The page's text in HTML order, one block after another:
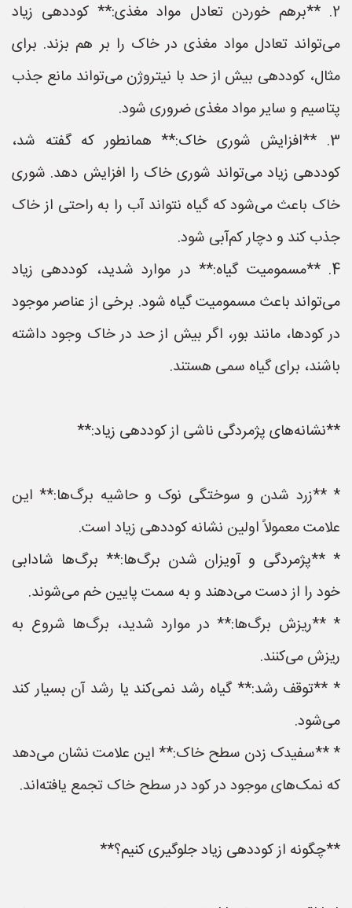
2. **برهم خوردن تعادل مواد مغذی:** کوددهی زیاد
می‌تواند تعادل مواد مغذی در خاک را بر هم بزند. برای
مثال، کوددهی بیش از حد با نیتروژن می‌تواند مانع جذب
پتاسیم و سایر مواد مغذی ضروری شود.
3. **افزایش شوری خاک:** همانطور که گفته شد،
کوددهی زیاد می‌تواند شوری خاک را افزایش دهد. شوری
خاک باعث می‌شود که گیاه نتواند آب را به راحتی از خاک
جذب کند و دچار کم‌آبی شود.
4. **مسمومیت گیاه:** در موارد شدید، کوددهی زیاد
می‌تواند باعث مسمومیت گیاه شود. برخی از عناصر موجود
در کودها، مانند بور، اگر بیش از حد در خاک وجود داشته
باشند، برای گیاه سمی هستند.
**نشانه‌های پژمردگی ناشی از کوددهی زیاد:**
* **زرد شدن و سوختگی نوک و حاشیه برگ‌ها:** این
علامت معمولاً اولین نشانه کوددهی زیاد است.
* **پژمردگی و آویزان شدن برگ‌ها:** برگ‌ها شادابی
خود را از دست می‌دهند و به سمت پایین خم می‌شوند.
* **ریزش برگ‌ها:** در موارد شدید، برگ‌ها شروع به
ریزش می‌کنند.
* **توقف رشد:** گیاه رشد نمی‌کند یا رشد آن بسیار کند
می‌شود.
* **سفیدک زدن سطح خاک:** این علامت نشان می‌دهد
که نمک‌های موجود در کود در سطح خاک تجمع یافته‌اند.
**چگونه از کوددهی زیاد جلوگیری کنیم؟**